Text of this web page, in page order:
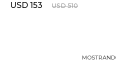
USD 153 USD 510